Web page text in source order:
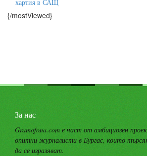
хартия в САЩ
{/mostViewed}
За нас
Gramofona.com е част от амбициозен
опитни журналисти в Бургас, които
да се изразяват.